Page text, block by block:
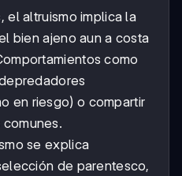
el altruismo implica la
bien ajeno aun a costa
como
en riesgo) o compartir
se explica
de parentesco,